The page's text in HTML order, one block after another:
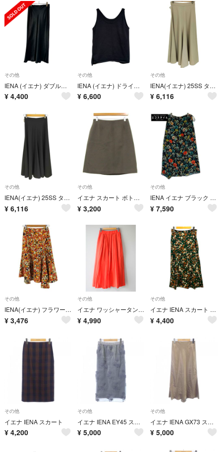
その他
IENA (イエナ) ダブルサテンスカート 23060900870230 ブラック 38
¥ 4,400
その他
IENA (イエナ) ドライコットンスカート・キャミソールセット 25060900458030/25080900457030 ブラック FREE
¥ 6,600
その他
IENA(イエナ) 25SS タフタフレアスカート レディース スカート
¥ 6,116
その他
IENA(イエナ) 25SS タフタフレアスカート レディース スカート
¥ 6,116
その他
イエナ スカート ボトムス Aライン ウール 日本製 レディース 38サイズ ブラウン IENA
¥ 3,200
その他
IENA イエナ ブラック フラワーモチーフ スカート 38
¥ 7,590
その他
IENA(イエナ) フラワープリントアシンメトリースカート レディース スカート
¥ 3,476
その他
イエナ ワッシャータンブラーランダムタックスカート 34 レディース オレンジ【新品未使用品】〈
¥ 4,990
その他
イエナ IENA スカート フレア Aライン フラワー 花柄 ロング丈 38 緑
¥ 4,400
その他
イエナ IENA スカート
¥ 4,200
その他
イエナ IENA EY45 スカート
¥ 5,000
その他
イエナ IENA GX73 スカート
¥ 5,000